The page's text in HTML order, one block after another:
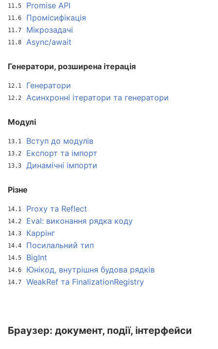
Promise API
Промісифікація
Мікрозадачі
Async/await
Генератори, розширена ітерація
Генератори
Асинхронні ітератори та генератори
Модулі
Вступ до модулів
Експорт та імпорт
Динамічні імпорти
Різне
Proxy та Reflect
Eval: виконання рядка коду
Каррінг
Посилальний тип
BigInt
Юнікод, внутрішня будова рядків
WeakRef та FinalizationRegistry
Браузер: документ, події, інтерфейси